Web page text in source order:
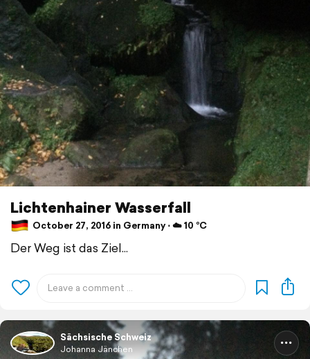
Lichtenhainer Wasserfall
October 27, 2016 in Germany ⋅ ☁️ 10 °C
Der Weg ist das Ziel...
Sächsische Schweiz
Johanna Jänchen